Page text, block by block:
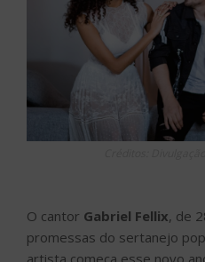
O cantor Gabriel Fellix, de
promessas do sertanejo
artista começa esse novo